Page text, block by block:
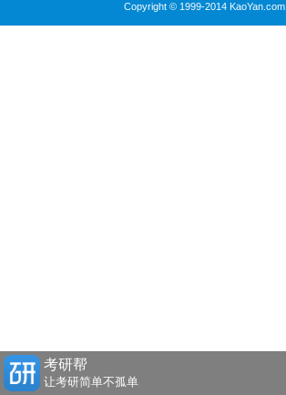
Copyright © 1999-2014 KaoYan.com
考研帮
让考研简单不孤单